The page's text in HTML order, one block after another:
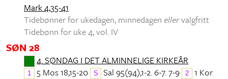
Mark 4,35-41
Tidebønner for ukedagen, minnedagen ellervalgfritt
Tidebønn for uke 4, vol. IV
SØN 28
4. SØNDAG I DET ALMINNELIGE KIRKEÅR
1 5 Mos 18,15-20 S Sal 95(94),1-2. 6-7. 7-9 2
1 Kor